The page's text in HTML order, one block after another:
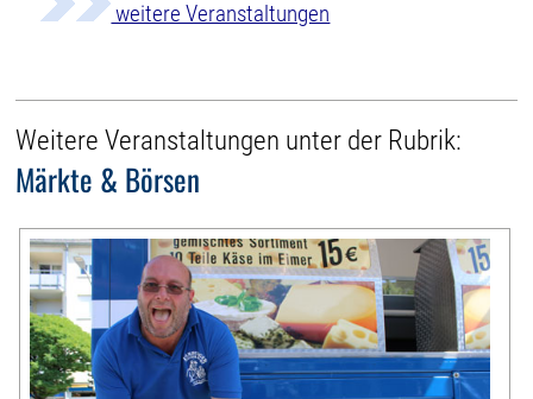
weitere Veranstaltungen
Weitere Veranstaltungen unter der Rubrik:
Märkte & Börsen